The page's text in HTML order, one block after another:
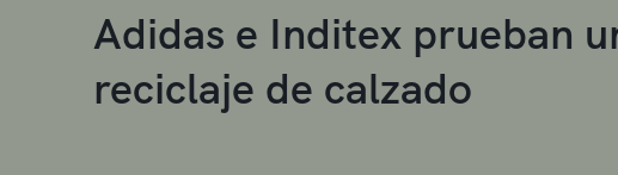
Adidas e Inditex prueban
reciclaje de calzado